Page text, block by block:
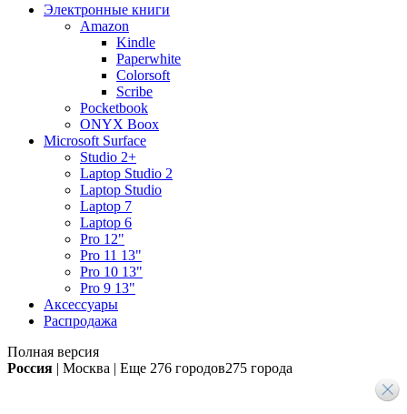
Электронные книги
Amazon
Kindle
Paperwhite
Colorsoft
Scribe
Pocketbook
ONYX Boox
Microsoft Surface
Studio 2+
Laptop Studio 2
Laptop Studio
Laptop 7
Laptop 6
Pro 12"
Pro 11 13"
Pro 10 13"
Pro 9 13"
Аксессуары
Распродажа
Полная версия
Россия | Москва | Еще 276 городов275 города